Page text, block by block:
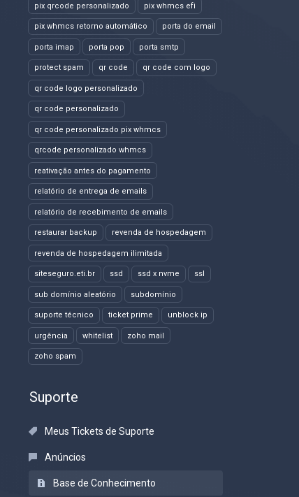
pix qrcode personalizado pix whmcs efi
pix whmcs retorno automático porta do email
porta imap porta pop porta smtp
protect spam qr code qr code com logo
qr code logo personalizado
qr code personalizado
qr code personalizado pix whmcs
qrcode personalizado whmcs
reativação antes do pagamento
relatório de entrega de emails
relatório de recebimento de emails
restaurar backup revenda de hospedagem
revenda de hospedagem ilimitada
siteseguro.eti.br ssd ssd x nvme ssl
sub domínio aleatório subdomínio
suporte técnico ticket prime unblock ip
urgência whitelist zoho mail
zoho spam
Suporte
Meus Tickets de Suporte
Anúncios
Base de Conhecimento